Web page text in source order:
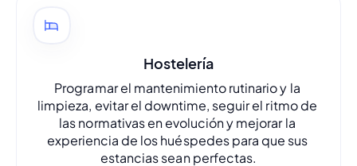
Hostelería
Programar el mantenimiento rutinario y la
limpieza, evitar el downtime, seguir el ritmo de
las normativas en evolución y mejorar la
experiencia de los huéspedes para que sus
estancias sean perfectas.